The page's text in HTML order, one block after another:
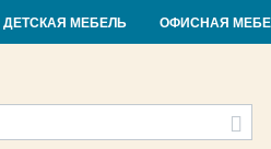
Статьи и новости Фабрики
ДЕТСКАЯ МЕБЕЛЬ ОФИСНАЯ